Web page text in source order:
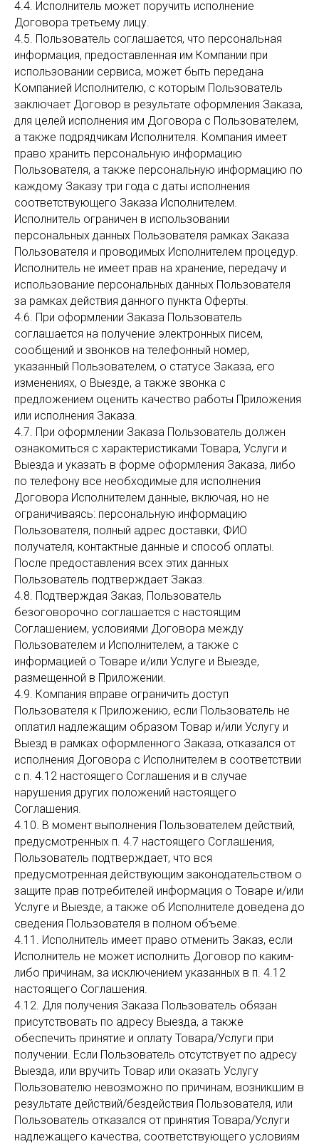
4.4. Исполнитель может поручить исполнение
Договора третьему лицу.
4.5. Пользователь соглашается, что персональная
информация, предоставленная им Компании при
использовании сервиса, может быть передана
Компанией Исполнителю, с которым Пользователь
заключает Договор в результате оформления Заказа,
для целей исполнения им Договора с Пользователем,
а также подрядчикам Исполнителя. Компания имеет
право хранить персональную информацию
Пользователя, а также персональную информацию по
каждому Заказу три года с даты исполнения
соответствующего Заказа Исполнителем.
Исполнитель ограничен в использовании
персональных данных Пользователя рамках Заказа
Пользователя и проводимых Исполнителем процедур.
Исполнитель не имеет прав на хранение, передачу и
использование персональных данных Пользователя
за рамках действия данного пункта Оферты.
4.6. При оформлении Заказа Пользователь
соглашается на получение электронных писем,
сообщений и звонков на телефонный номер,
указанный Пользователем, о статусе Заказа, его
изменениях, о Выезде, а также звонка с
предложением оценить качество работы Приложения
или исполнения Заказа.
4.7. При оформлении Заказа Пользователь должен
ознакомиться с характеристиками Товара, Услуги и
Выезда и указать в форме оформления Заказа, либо
по телефону все необходимые для исполнения
Договора Исполнителем данные, включая, но не
ограничиваясь: персональную информацию
Пользователя, полный адрес доставки, ФИО
получателя, контактные данные и способ оплаты.
После предоставления всех этих данных
Пользователь подтверждает Заказ.
4.8. Подтверждая Заказ, Пользователь
безоговорочно соглашается с настоящим
Соглашением, условиями Договора между
Пользователем и Исполнителем, а также с
информацией о Товаре и/или Услуге и Выезде,
размещенной в Приложении.
4.9. Компания вправе ограничить доступ
Пользователя к Приложению, если Пользователь не
оплатил надлежащим образом Товар и/или Услугу и
Выезд в рамках оформленного Заказа, отказался от
исполнения Договора с Исполнителем в соответствии
с п. 4.12 настоящего Соглашения и в случае
нарушения других положений настоящего
Соглашения.
4.10. В момент выполнения Пользователем действий,
предусмотренных п. 4.7 настоящего Соглашения,
Пользователь подтверждает, что вся
предусмотренная действующим законодательством о
защите прав потребителей информация о Товаре и/или
Услуге и Выезде, а также об Исполнителе доведена до
сведения Пользователя в полном объеме.
4.11. Исполнитель имеет право отменить Заказ, если
Исполнитель не может исполнить Договор по каким-
либо причинам, за исключением указанных в п. 4.12
настоящего Соглашения.
4.12. Для получения Заказа Пользователь обязан
присутствовать по адресу Выезда, а также
обеспечить принятие и оплату Товара/Услуги при
получении. Если Пользователь отсутствует по адресу
Выезда, или вручить Товар или оказать Услугу
Пользователю невозможно по причинам, возникшим в
результате действий/бездействия Пользователя, или
Пользователь отказался от принятия Товара/Услуги
надлежащего качества, соответствующего условиям